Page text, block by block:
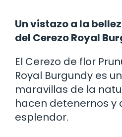
Un vistazo a la
del Cerezo Royal
El Cerezo de flor
Royal Burgundy es
maravillas de la
hacen detenernos y
esplendor.